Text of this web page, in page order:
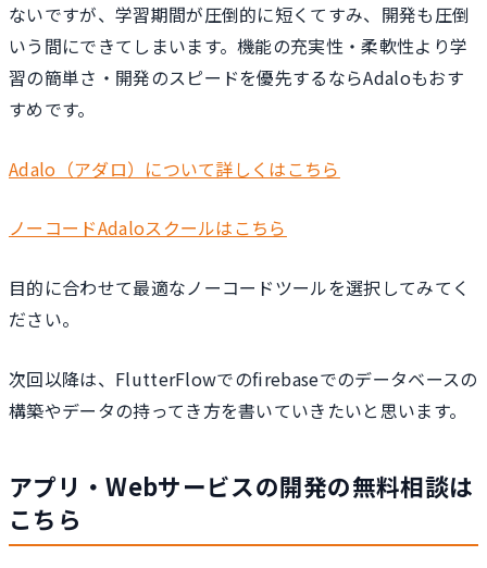
ないですが、学習期間が圧倒的に短くてすみ、開発も圧倒
いう間にできてしまいます。機能の充実性・柔軟性より学
習の簡単さ・開発のスピードを優先するならAdaloもおす
すめです。
Adalo（アダロ）について詳しくはこちら
ノーコードAdaloスクールはこちら
目的に合わせて最適なノーコードツールを選択してみてく
ださい。
次回以降は、FlutterFlowでのfirebaseでのデータベースの
構築やデータの持ってき方を書いていきたいと思います。
アプリ・Webサービスの開発の無料相談は
こちら